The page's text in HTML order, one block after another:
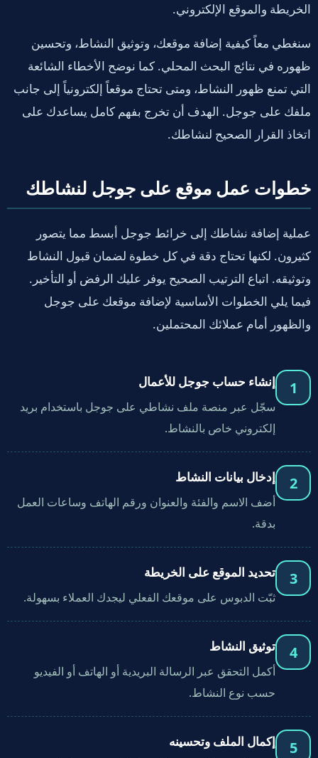
الخريطة والموقع الإلكتروني.
سنغطي معاً كيفية إضافة موقعك، وتوثيق النشاط، وتحسين
ظهوره في نتائج البحث المحلي. كما نوضح الأخطاء الشائعة
التي تمنع ظهور النشاط، ومتى تحتاج موقعاً إلكترونياً إلى جانب
ملفك على جوجل. الهدف أن تخرج بفهم كامل يساعدك على
اتخاذ القرار الصحيح لنشاطك.
خطوات عمل موقع على جوجل لنشاطك
عملية إضافة نشاطك إلى خرائط جوجل أبسط مما يتصور
كثيرون. لكنها تحتاج دقة في كل خطوة لضمان قبول النشاط
وتوثيقه. اتباع الترتيب الصحيح يوفر عليك الرفض أو التأخير.
فيما يلي الخطوات الأساسية لإضافة موقعك على جوجل
والظهور أمام عملائك المحتملين.
1 إنشاء حساب جوجل للأعمال
سجّل عبر منصة ملف نشاطي على جوجل باستخدام بريد
إلكتروني خاص بالنشاط.
2 إدخال بيانات النشاط
أضف الاسم والفئة والعنوان ورقم الهاتف وساعات العمل
بدقة.
3 تحديد الموقع على الخريطة
ثبّت الدبوس على موقعك الفعلي ليجدك العملاء بسهولة.
4 توثيق النشاط
أكمل التحقق عبر الرسالة البريدية أو الهاتف أو الفيديو
حسب نوع النشاط.
5 إكمال الملف وتحسينه